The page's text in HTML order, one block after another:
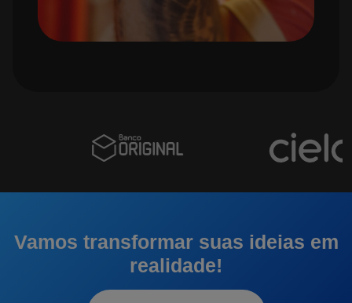
Vamos transformar suas ideias em
realidade!